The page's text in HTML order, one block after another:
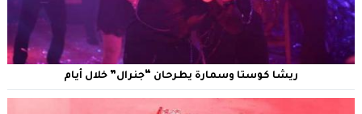
ريشا كوستا وسمارة يطرحان “جنرال” خلال أيام